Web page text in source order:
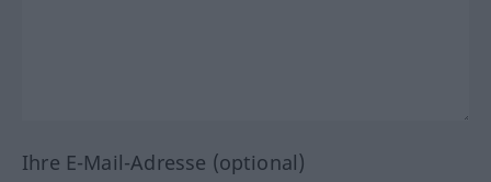
Ihre E-Mail-Adresse (optional)